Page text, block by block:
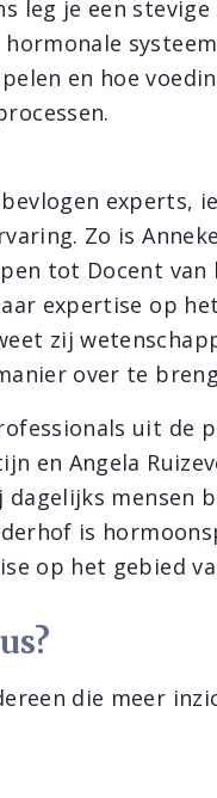
leg je een
en hoe
experts,
Zo is
tot Docent van
expertise op
zij
over te
uit de
en Angela
mensen
is
op het gebied
die meer